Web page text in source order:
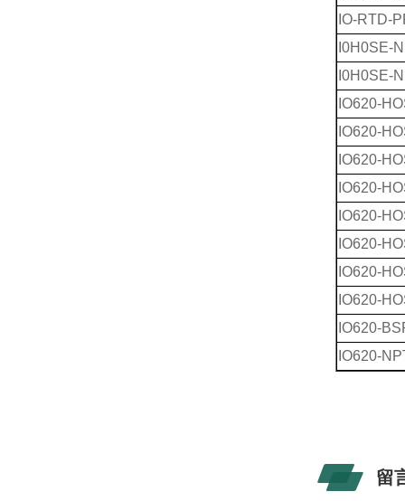
IO-RTD-
I0H0SE-
I0H0SE-
IO620-
IO620-
IO620-
IO620-
IO620-
IO620-
IO620-
IO620-
IO620-
IO620-
留